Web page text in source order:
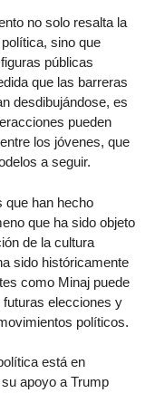
no solo resalta la
sino que
públicas
que las barreras
desdibujándose, es
pueden
los jóvenes, que
a seguir.
que han hecho
que ha sido objeto
de la cultura
sido históricamente
como Minaj puede
elecciones y
políticos.
está en
apoyo a Trump